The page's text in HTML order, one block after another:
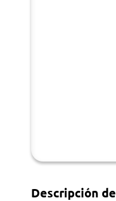
Descripción